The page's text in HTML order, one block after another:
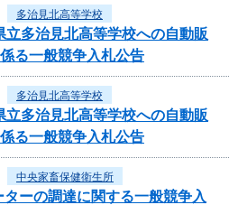
多治見北高等学校
多治見北高等学校への自動販
る一般競争入札公告
多治見北高等学校
多治見北高等学校への自動販
る一般競争入札公告
中央家畜保健衛生所
ーの調達に関する一般競争入